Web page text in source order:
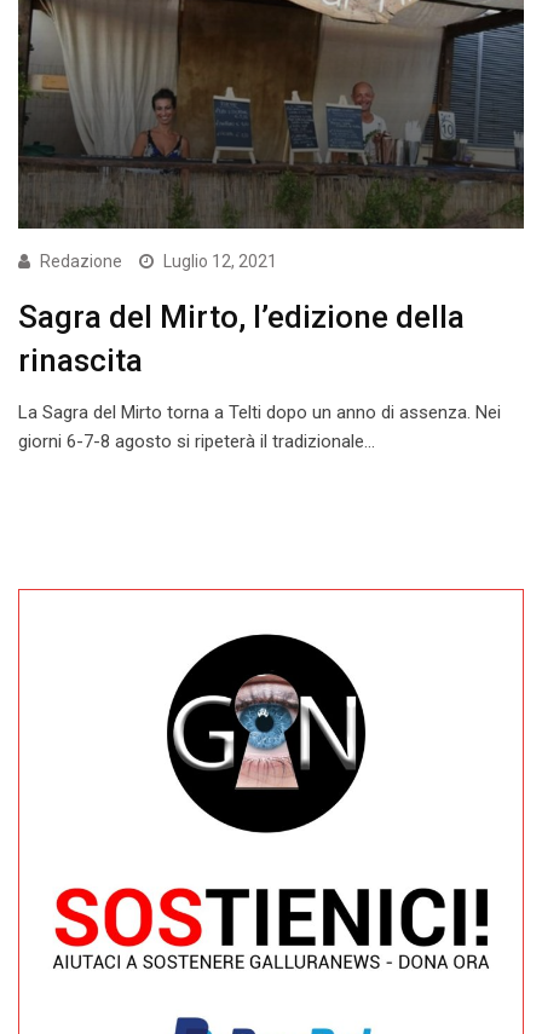
Redazione Luglio 12, 2021
Sagra del Mirto, l’edizione della
rinascita
La Sagra del Mirto torna a Telti dopo un anno di assenza. Nei
giorni 6-7-8 agosto si ripeterà il tradizionale…